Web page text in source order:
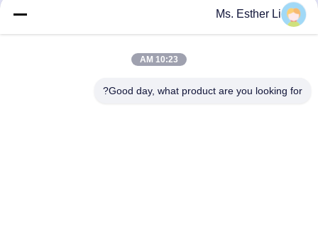
الدوراناحصل على افضل سعر
Ms. Esther Li
10:23 AM
Good day, what product are you looking for?